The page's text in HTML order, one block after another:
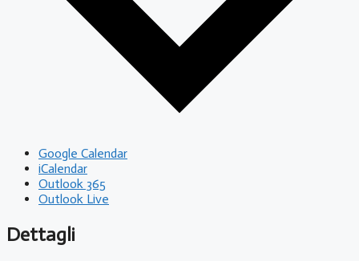
Google Calendar
iCalendar
Outlook 365
Outlook Live
Dettagli